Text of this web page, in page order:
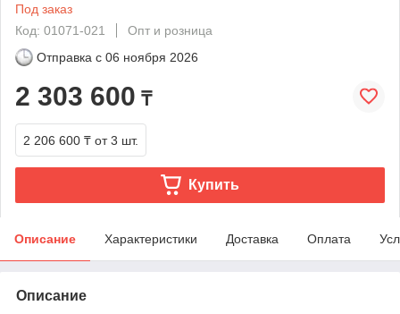
Под заказ
Код: 01071-021
Опт и розница
Отправка с 06 ноября 2026
2 303 600 ₸
2 206 600 ₸ от 3 шт.
Купить
Описание Характеристики Доставка Оплата
Описание